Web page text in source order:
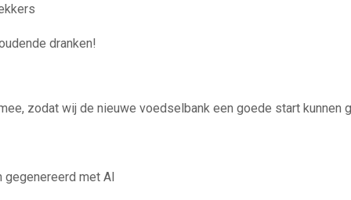
dranken!
zodat wij de nieuwe voedselbank een goede start kunnen
met AI